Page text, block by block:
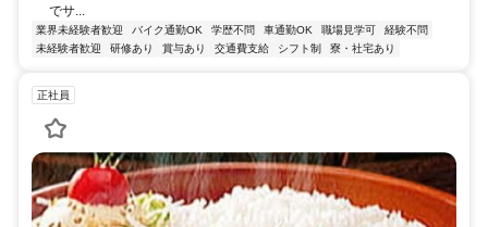
でサ...
業界未経験者歓迎 バイク通勤OK 学歴不問 車通勤OK 職場見学可
経験不問
未経験者歓迎
研修あり 賞与あり 交通費支給 シフト制 寮・社宅あり
正社員